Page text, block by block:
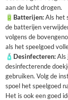
aan de lucht drogen.
🔋 Batterijen:Als het
de batterijen
volgens de
als het speelgoed
🧴 Desinfecteren:Als
desinfecterende
gebruiken. Volg de
spoel het speelgoed
Het is ook een goed